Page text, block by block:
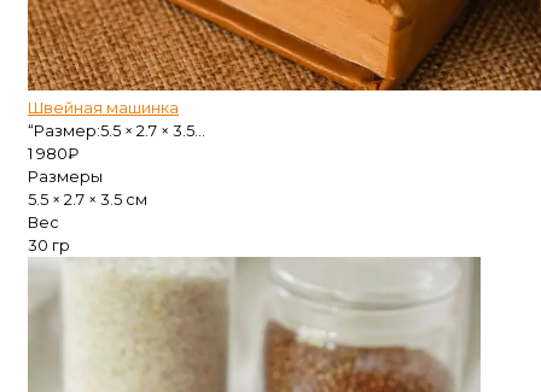
Швейная машинка
“Размер:5.5 × 2.7 × 3.5...
1 980₽
Размеры
5.5 × 2.7 × 3.5 см
Вес
30 гр